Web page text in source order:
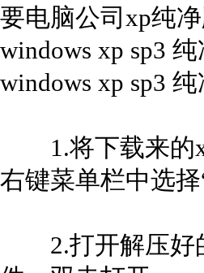
要电脑公司xp纯
windows xp sp3
windows xp sp3
1.将下载来的
右键菜单栏中选
2.打开解压好的